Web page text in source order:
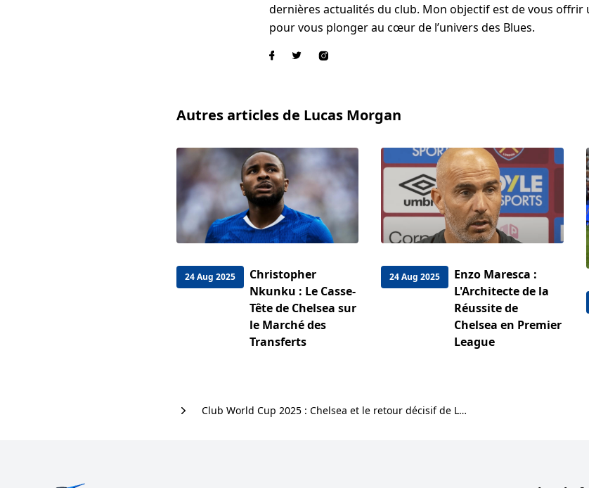
dernières actualités du club. Mon objectif est de vous offrir
pour vous plonger au cœur de l’univers des Blues.
Autres articles de Lucas Morgan
24 Aug 2025
Christopher
Nkunku : Le Casse-
Tête de Chelsea sur
le Marché des
Transferts
24 Aug 2025
Enzo Maresca :
L'Architecte de la
Réussite de
Chelsea en Premier
League
Club World Cup 2025 : Chelsea et le retour décisif de Levi Colwill face au PSG